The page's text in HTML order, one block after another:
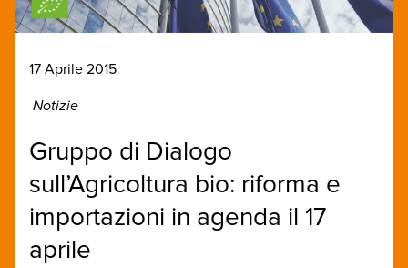
17 Aprile 2015
Notizie
Gruppo di Dialogo
sull’Agricoltura bio: riforma e
importazioni in agenda il 17
aprile